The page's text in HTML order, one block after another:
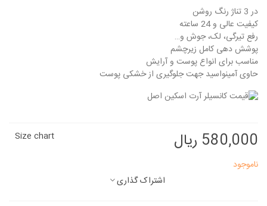
در 3 تناژ رنگ روشن
کیفیت عالی و 24 ساعته
رفع تیرگی، لک، جوش و…
پوشش دهی کامل زیرچشم
مناسب برای انواع پوست و آرایش
حاوی آمینواسید جهت جلوگیری از خشکی پوست
580,000 ریال
Size chart
ناموجود
اشتراک گذاری